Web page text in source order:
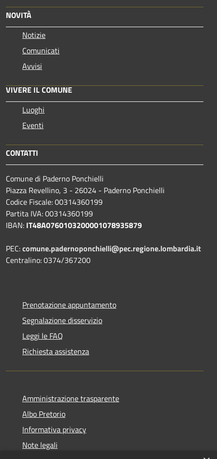
NOVITÀ
Notizie
Comunicati
Avvisi
VIVERE IL COMUNE
Luoghi
Eventi
CONTATTI
Comune di Paderno Ponchielli
Piazza Revellino, 3 - 26024 - Paderno Ponchielli
Codice Fiscale: 00314360199
Partita IVA: 00314360199
IBAN: IT48A0760103200001078935879
PEC:comune.padernoponchielli@pec.regione.lombardia.it
Centralino: 0374/367200
Prenotazione appuntamento
Segnalazione disservizio
Leggi le FAQ
Richiesta assistenza
Amministrazione trasparente
Albo Pretorio
Informativa privacy
Note legali